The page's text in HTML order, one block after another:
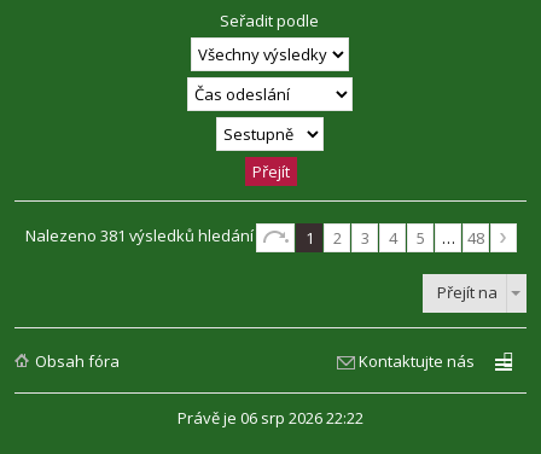
Seřadit podle
Nalezeno 381 výsledků hledání 1 2 3 4 5 … 48
Přejít na
Obsah fóra Kontaktujte nás
Právě je 06 srp 2026 22:22